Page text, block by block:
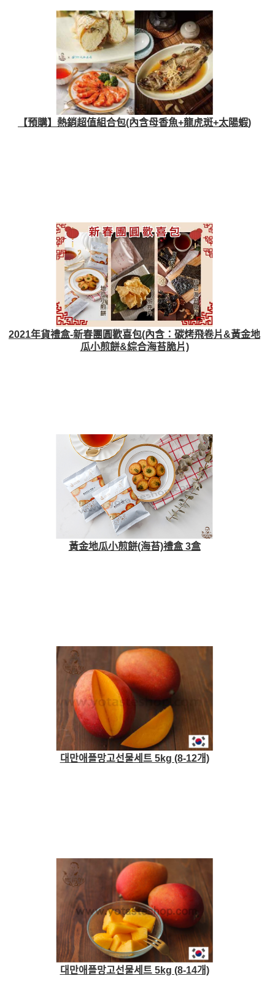
【預購】熱銷超值組合包(內含母香魚+龍虎斑+太陽蝦)
2021年貨禮盒-新春團圓歡喜包(內含：碳烤飛卷片&黃金地
瓜小煎餅&綜合海苔脆片)
黃金地瓜小煎餅(海苔)禮盒 3盒
대만애플망고선물세트 5kg (8-12개)
대만애플망고선물세트 5kg (8-14개)